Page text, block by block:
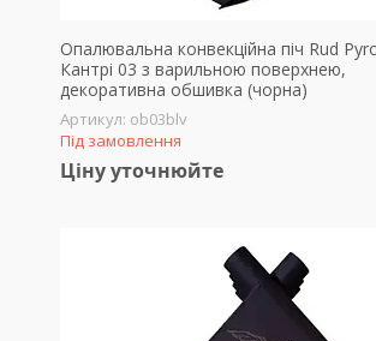
Опалювальна конвекційна піч Rud
Кантрі 03 з варильною поверхнею,
декоративна обшивка (чорна)
ob03blv
Під замовлення
Ціну уточнюйте